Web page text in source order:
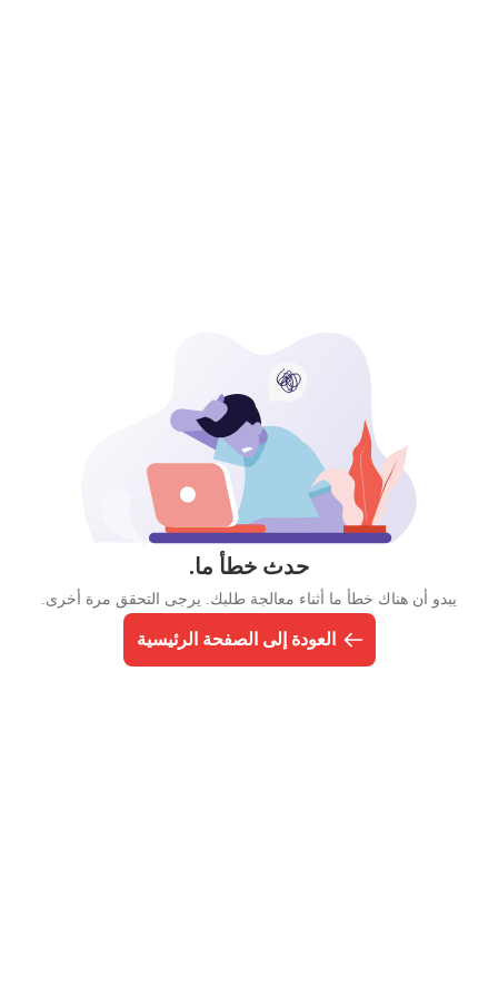
حدث خطأ ما.
يبدو أن هناك خطأ ما أثناء معالجة طلبك. يرجى التحقق مرة أخرى.
العودة إلى الصفحة الرئيسية